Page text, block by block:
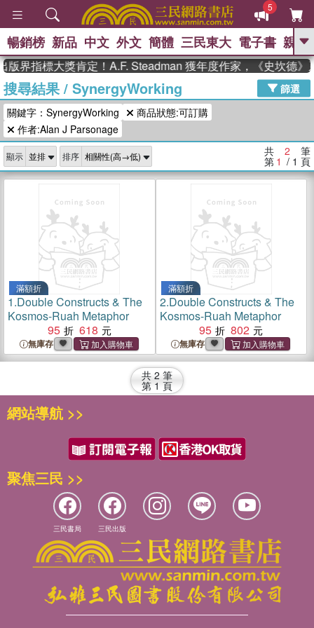
5
GO
熱搜： 東野圭吾 高希均教授回憶錄
、 The Odyssey 、 父親節 、 如果歷
史是一群喵 、 暑期推薦
登輝時代 、 數學女孩：黎曼猜想 、
偉大的迷走神經
暢銷榜 新品 中文 外文 簡體 三民東大 電子書 親子
版界指標大獎肯定！A.F. Steadman 獲年度作家，《史坎德》
搜尋結果/ SynergyWorking
篩選
關鍵字：SynergyWorking
商品狀態:可訂購
作者:Alan J Parsonage
顯示 排序 共 2 筆
第 1 / 1 頁
滿額折
1.Double Constructs & The
Kosmos-Ruah Metaphor
95
618
無庫存
滿額折
2.Double Constructs & The
Kosmos-Ruah Metaphor
95
802
無庫存
共 2 筆
第 1 頁
網站導航 >>
聚焦三民 >>
三民書局 三民出版